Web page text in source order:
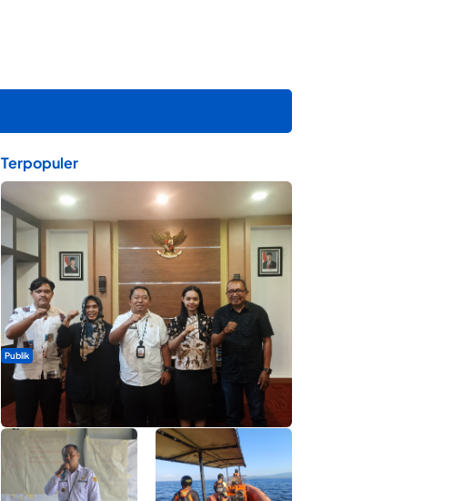
Terpopuler
Publik
Dua Talenta Muda Ternate Wakili Maluku Utara di
Gita Bahana Nusantara 2026